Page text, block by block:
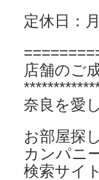
定休日：
店舗のご
奈良を愛
お部屋探
カンパニ
検索サイ